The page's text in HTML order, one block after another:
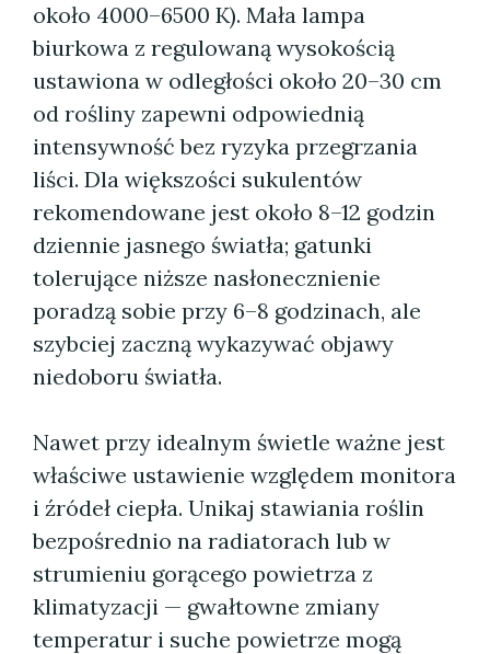
około 4000–6500 K). Mała lampa
biurkowa z regulowaną wysokością
ustawiona w odległości około 20–30 cm
od rośliny zapewni odpowiednią
intensywność bez ryzyka przegrzania
liści. Dla większości sukulentów
rekomendowane jest około 8–12 godzin
dziennie jasnego światła; gatunki
tolerujące niższe nasłonecznienie
poradzą sobie przy 6–8 godzinach, ale
szybciej zaczną wykazywać objawy
niedoboru światła.
Nawet przy idealnym świetle ważne jest
właściwe ustawienie względem monitora
i źródeł ciepła. Unikaj stawiania roślin
bezpośrednio na radiatorach lub w
strumieniu gorącego powietrza z
klimatyzacji — gwałtowne zmiany
temperatur i suche powietrze mogą